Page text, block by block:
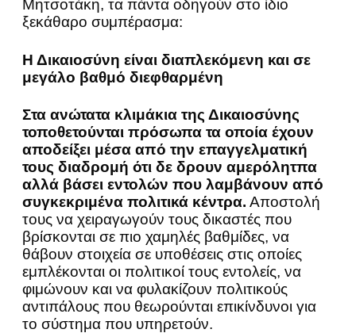
Μητσοτάκη, τα πάντα οδηγούν στο ίδιο
ξεκάθαρο συμπέρασμα:
Η Δικαιοσύνη είναι διαπλεκόμενη και σε
μεγάλο βαθμό διεφθαρμένη
Στα ανώτατα κλιμάκια της Δικαιοσύνης
τοποθετούνται πρόσωπα τα οποία έχουν
αποδείξει μέσα από την επαγγελματική
τους διαδρομή ότι δε δρουν αμερόλητπα
αλλά βάσει εντολών που λαμβάνουν από
συγκεκριμένα πολιτικά κέντρα. Αποστολή
τους να χειραγωγούν τους δικαστές που
βρίσκονται σε πιο χαμηλές βαθμίδες, να
θάβουν στοιχεία σε υποθέσεις στις οποίες
εμπλέκονται οι πολιτικοί τους εντολείς, να
φιμώνουν και να φυλακίζουν πολιτικούς
αντιπάλους που θεωρούνται επικίνδυνοι για
το σύστημα που υπηρετούν.